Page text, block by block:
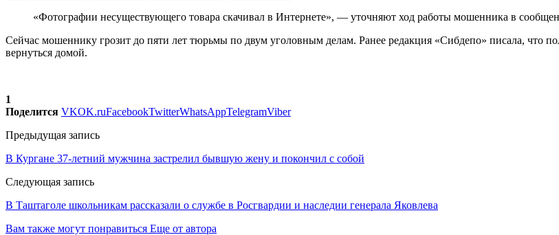
«Фотографии несуществующего товара скачивал в Интернете», — уточняют ход работы мошенника в
Сейчас мошеннику грозит до пяти лет тюрьмы по двум уголовным делам. Ранее редакция «Сибдепо» писала, что
вернуться домой.
1
Поделится VKOK.ruFacebookTwitterWhatsAppTelegramViber
Предыдущая запись
В Кургане 37-летний мужчина застрелил бывшую жену и покончил с собой
Следующая запись
В Таштаголе школьникам рассказали о службе в Росгвардии и наследии генерала Яковлева
Вам также могут понравиться Еще от автора